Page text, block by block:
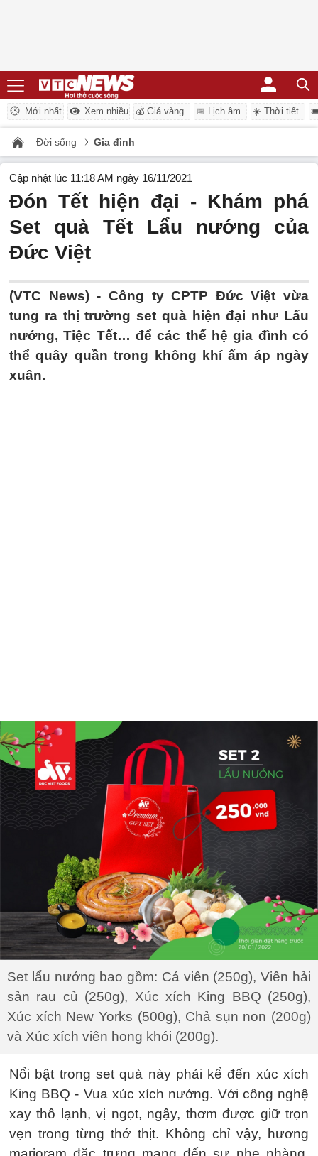
Mới nhất Xem nhiều 💰 Giá vàng 📅 Lịch âm ☀️ Thời tiết
Đời sống Gia đình
Cập nhật lúc 11:18 AM ngày 16/11/2021
Đón Tết hiện đại - Khám phá
Set quà Tết Lẩu nướng của
Đức Việt
(VTC News) - Công ty CPTP Đức Việt vừa
tung ra thị trường set quà hiện đại như Lẩu
nướng, Tiệc Tết… để các thế hệ gia đình có
thể quây quần trong không khí ấm áp ngày
xuân.
Set lẩu nướng bao gồm: Cá viên (250g), Viên hải
sản rau củ (250g), Xúc xích King BBQ (250g),
Xúc xích New Yorks (500g), Chả sụn non (200g)
và Xúc xích viên hong khói (200g).
Nổi bật trong set quà này phải kể đến xúc xích
King BBQ - Vua xúc xích nướng. Với công nghệ
xay thô lạnh, vị ngọt, ngậy, thơm được giữ trọn
vẹn trong từng thớ thịt. Không chỉ vậy, hương